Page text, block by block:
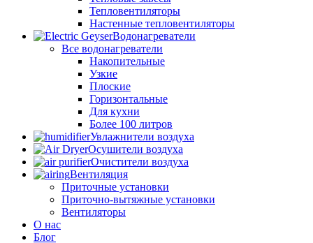
Тепловентиляторы
Настенные тепловентиляторы
Водонагреватели
Все водонагреватели
Накопительные
Узкие
Плоские
Горизонтальные
Для кухни
Более 100 литров
Увлажнители воздуха
Осушители воздуха
Очистители воздуха
Вентиляция
Приточные установки
Приточно-вытяжные установки
Вентиляторы
О нас
Блог